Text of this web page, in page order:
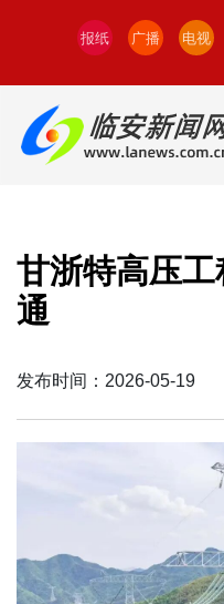
报纸 广播 电视
甘浙特高压
通
发布时间：2026-05-19